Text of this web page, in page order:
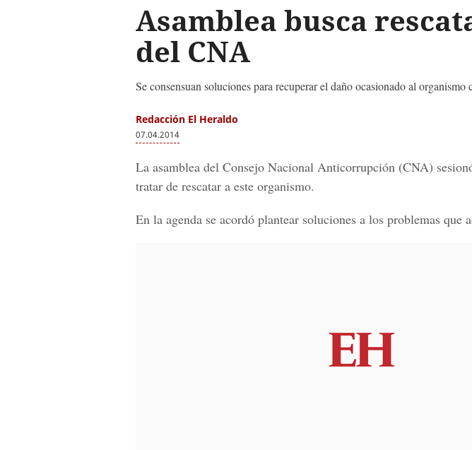
Asamblea busca
del CNA
Se consensuan soluciones para recuperar el daño ocasionado al
Redacción El Heraldo
07.04.2014
La asamblea del Consejo Nacional Anticorrupción (CNA)
tratar de rescatar a este organismo.
En la agenda se acordó plantear soluciones a los problemas que